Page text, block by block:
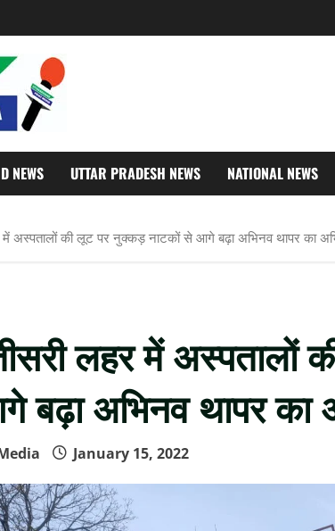
NEWS UTTAR PRADESH NEWS NATIONAL NEWS
में अस्पतालों की लूट पर नुक्कड़ नाटकों से आगे बढ़ा अभिनव थापर का
लहर में
बढ़ा अभिनव थापर का
January 15, 2022